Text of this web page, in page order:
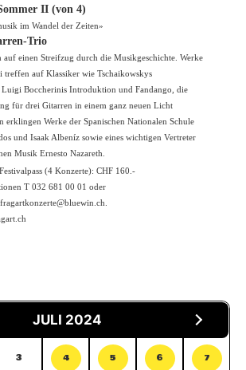
II (von 4)
im Wandel der Zeiten»
Trio
auf einen Streifzug durch die Musikgeschichte. Werke
auf Klassiker wie Tschaikowskys
Boccherinis Introduktion und Fandango, die
für drei Gitarren in einem ganz neuen Licht
erklingen Werke der Spanischen Nationalen Schule
und Isaak Albeníz sowie eines wichtigen Vertreter
Musik Ernesto Nazareth.
(4 Konzerte): CHF 160.-
T 032 681 00 01 oder
JULI 2024
3 4 5 6 7